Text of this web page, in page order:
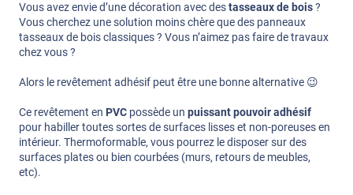
Vous avez envie d’une décoration avec destasseaux de bois?
Vous cherchez une solution moins chère que des panneaux
tasseaux de bois classiques ? Vous n’aimez pas faire de travaux
chez vous ?
Alors le revêtement adhésif peut être une bonne alternative 😉
Ce revêtement en PVC possède un puissant pouvoir adhésif
pour habiller toutes sortes de surfaces lisses et non-poreuses en
intérieur. Thermoformable, vous pourrez le disposer sur des
surfaces plates ou bien courbées (murs, retours de meubles,
etc).